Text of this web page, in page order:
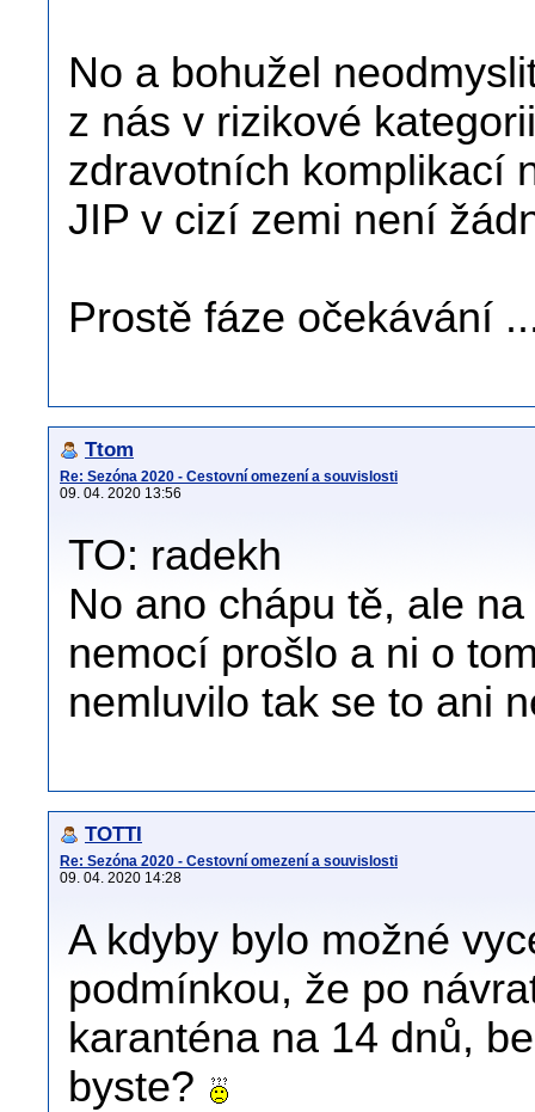
No a bohužel
z nás v rizikové
zdravotních komplikací
JIP v cizí zemi není
Prostě fáze očekávání
Ttom
Re: Sezóna 2020 - Cestovní omezení a souvislosti
09. 04. 2020 13:56
TO: radekh
No ano chápu tě, ale
nemocí prošlo a ni o
nemluvilo tak se to ani
TOTTI
Re: Sezóna 2020 - Cestovní omezení a souvislosti
09. 04. 2020 14:28
A kdyby bylo možné
podmínkou, že po
karanténa na 14 dnů,
byste?